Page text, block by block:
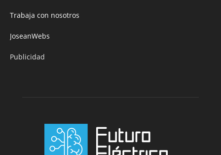
Trabaja con nosotros
JoseanWebs
Publicidad